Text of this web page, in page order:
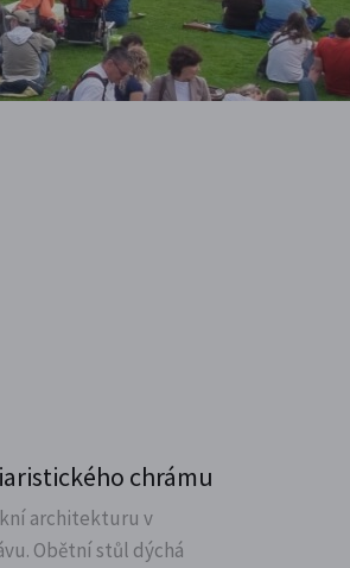
chrámu
architekturu v
Obětní stůl dýchá